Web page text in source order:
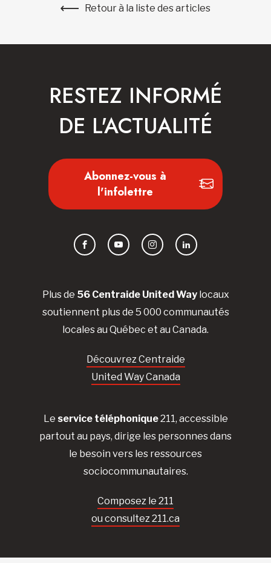
Retour à la liste des articles
Plus de 56 Centraide United Waylocaux
soutiennent plus de 5 000 communautés
locales au Québec et au Canada.
Découvrez Centraide
United Way Canada
Le service téléphonique211, accessible
partout au pays, dirige les personnes dans
le besoin vers les ressources
sociocommunautaires.
Composez le 211
ou consultez 211.ca
RESTEZ INFORMÉ
DE L'ACTUALITÉ
Abonnez-vous à
l'infolettre
FacebookYouTubeInstagramLinkedIn